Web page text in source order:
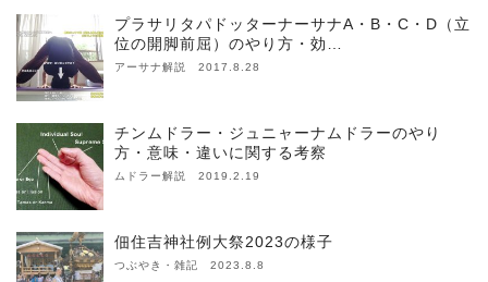
プラサリタパドッターナーサナA・B・C・D（立
位の開脚前屈）のやり方・効…
アーサナ解説 2017.8.28
チンムドラー・ジュニャーナムドラーのやり
方・意味・違いに関する考察
ムドラー解説 2019.2.19
佃住吉神社例大祭2023の様子
つぶやき・雑記 2023.8.8